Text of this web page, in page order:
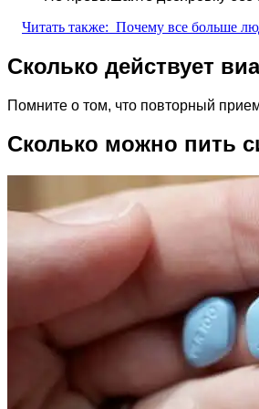
Читать также: Почему все больше
Сколько действует
Помните о том, что повторный
Сколько можно пить